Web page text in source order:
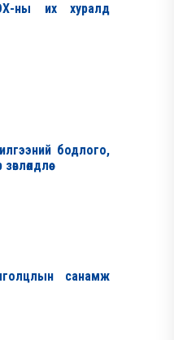
ны их хуралд
бодлого,
санамж